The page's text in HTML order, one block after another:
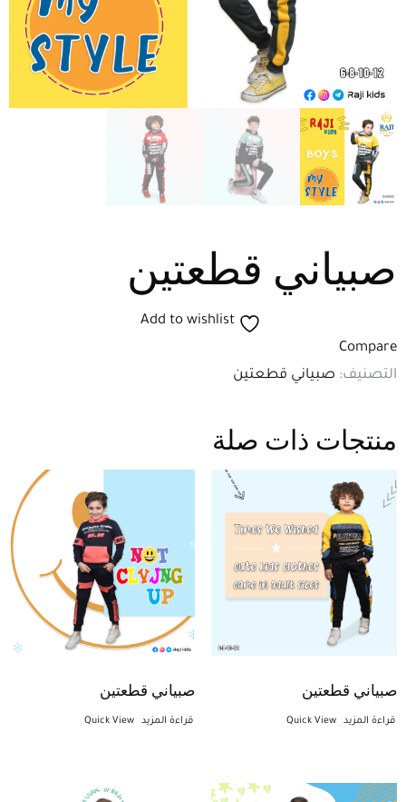
صبياني قطعتين
Add to wishlist
Compare
التصنيف: صبياني قطعتين
منتجات ذات صلة
صبياني قطعتين
قراءة المزيد Quick View
صبياني قطعتين
قراءة المزيد Quick View